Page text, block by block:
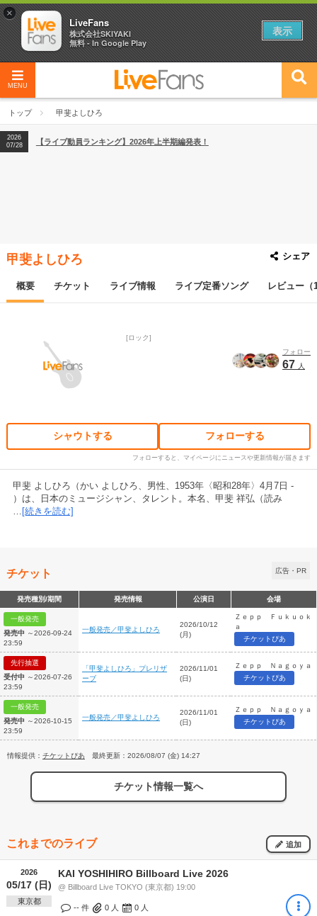
MENU
トップ 甲斐よしひろ
04/27
【フェス特集2026】フェス情報はここから！
2026
07/28
2026
【フェス特集2026】フェス情報はここから！
2026
07/28
【ライブ動員ランキング】2026年上半期編発表！
甲斐よしひろ シェア
概要 チケット ライブ情報 ライブ定番ソング レビュー（
ロック
フォロー
67 人
シャウトする フォローする
フォローすると、マイページにニュースや更新情報が届きます
甲斐 よしひろ（かい よしひろ、男性、1953年〈昭和28年〉4月7日 -
）は、日本のミュージシャン、タレント。本名、甲斐 祥弘（読み
… [続きを読む]
チケット 広告・PR
発売種別/期間 発売情報 公演日 会場
一般発売
発売中 ～2026-09-24
23:59
一般発売／甲斐よしひろ
2026/10/12
(月)
Ｚｅｐｐ Ｆｕｋｕｏｋ
ａ
チケットぴあ
先行抽選
受付中 ～2026-07-26
23:59
「甲斐よしひろ」プレリザ
ーブ
2026/11/01
(日)
Ｚｅｐｐ Ｎａｇｏｙａ
チケットぴあ
一般発売
発売中 ～2026-10-15
23:59
一般発売／甲斐よしひろ
2026/11/01
(日)
Ｚｅｐｐ Ｎａｇｏｙａ
チケットぴあ
情報提供： チケットぴあ 最終更新：2026/08/07 (金) 14:27
チケット情報一覧へ
これまでのライブ 追加
2026
05/17 (日)
東京都
KAI YOSHIHIRO Billboard Live 2026
@ Billboard Live TOKYO (東京都) 19:00
-- 件 0 人 0 人
×
LiveFans
株式会社SKIYAKI
無料 - In Google Play
表示